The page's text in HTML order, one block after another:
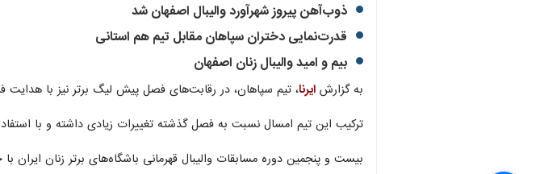
ذوب‌آهن پیروز شهرآورد والیبال اصفهان شد
قدرت‌نمایی دختران سپاهان مقابل تیم هم استانی
بیم و امید والیبال زنان اصفهان
به گزارش ایرنا، تیم سپاهان، در رقابت‌های فصل پیش لیگ برتر نیز با
ترکیب این تیم امسال نسبت به فصل گذشته تغییرات زیادی داشته و با
بیست و پنجمین دوره مسابقات والیبال قهرمانی باشگاه‌های برتر زنان ایران با حضور ۱۲ تیم پیگیری می‌شود و شروع مسابقات نیز از روز شنبه هشتم